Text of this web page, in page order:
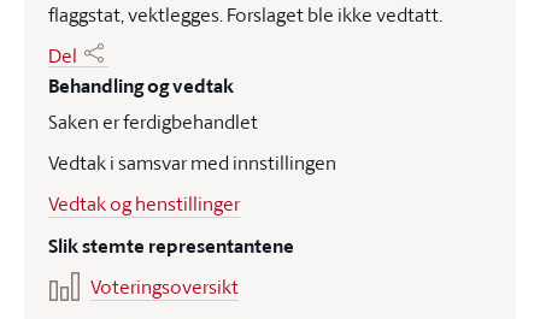
flaggstat, vektlegges. Forslaget ble ikke vedtatt.
Del
Behandling og vedtak
Saken er ferdigbehandlet
Vedtak i samsvar med innstillingen
Vedtak og henstillinger
Slik stemte representantene
Voteringsoversikt